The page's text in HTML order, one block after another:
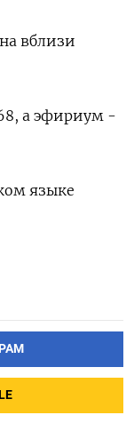
вблизи
а эфириум -
языке